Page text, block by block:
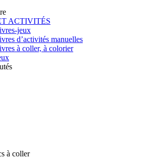
ACTIVITÉS
jeux
d’activités manuelles
à coller, à colorier
à coller